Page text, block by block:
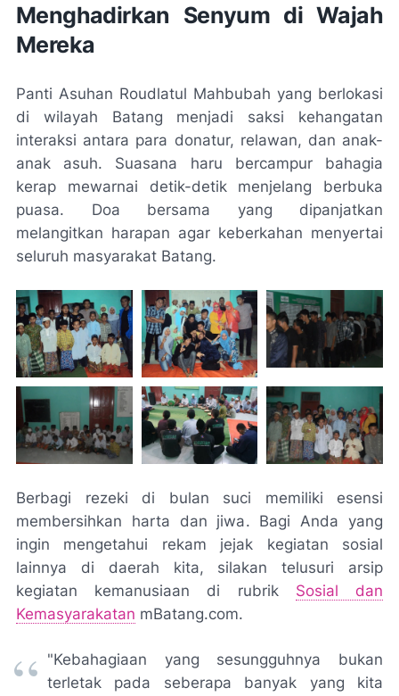
Menghadirkan Senyum di Wajah
Mereka
Panti Asuhan Roudlatul Mahbubah yang berlokasi
di wilayah Batang menjadi saksi kehangatan
interaksi antara para donatur, relawan, dan anak-
anak asuh. Suasana haru bercampur bahagia
kerap mewarnai detik-detik menjelang berbuka
puasa. Doa bersama yang dipanjatkan
melangitkan harapan agar keberkahan menyertai
seluruh masyarakat Batang.
Berbagi rezeki di bulan suci memiliki esensi
membersihkan harta dan jiwa. Bagi Anda yang
ingin mengetahui rekam jejak kegiatan sosial
lainnya di daerah kita, silakan telusuri arsip
kegiatan kemanusiaan di rubrik Sosial dan
Kemasyarakatan mBatang.com.
"Kebahagiaan yang sesungguhnya bukan
terletak pada seberapa banyak yang kita